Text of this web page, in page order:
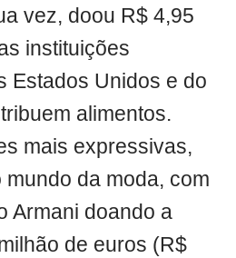
vez, doou R$ 4,95
instituições
Estados Unidos e do
alimentos.
mais expressivas,
da moda, com
Armani doando a
de euros (R$